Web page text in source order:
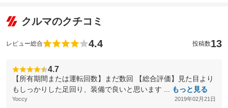
クルマのクチコミ
レビュー総合 4.4 投稿数13
4.7
【所有期間または運転回数】まだ数回 【総合評価】見た目より
もしっかりした足回り、装備で良いと思います ...
もっと見る
Yoccy 2019年02月21日